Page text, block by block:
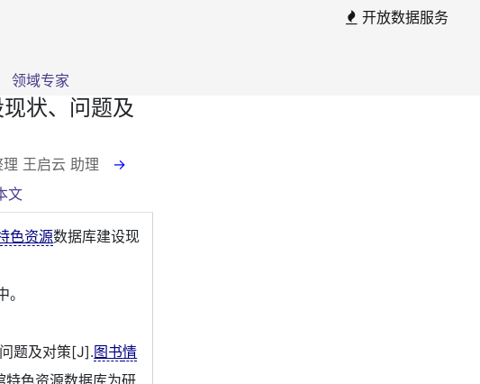
开放数据服务
领域专家
状、问题及
理 王启云 助理
→
文
色资源数据库建设现
题及对策[J].图书情
特色资源数据库为研